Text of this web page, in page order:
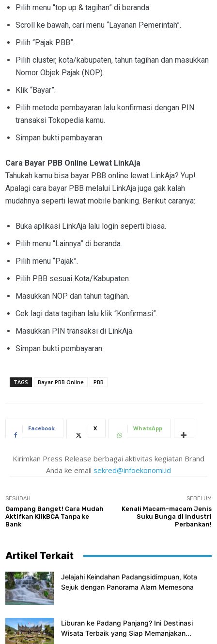
Pilih menu “top up & tagihan” di beranda.
Scroll ke bawah, cari menu “Layanan Pemerintah”.
Pilih “Pajak PBB”.
Pilih cluster, kota/kabupaten, tahun tagihan dan masukkan
Nomor Objek Pajak (NOP).
Klik “Bayar”.
Pilih metode pembayaran lalu konfirmasi dengan PIN
transaksi Tokopedia kamu.
Simpan bukti pembayaran.
Cara Bayar PBB Online Lewat LinkAja
Tahukah kamu bisa bayar PBB online lewat LinkAja? Yup!
Apalagi cara bayar PBB melalui LinkAja juga gak kalah
mudahnya seperti lewat mobile banking. Berikut caranya:
Buka aplikasi LinkAja lalu login seperti biasa.
Pilih menu “Lainnya” di beranda.
Pilih menu “Pajak”.
Pilih PBB sesuai Kota/Kabupaten.
Masukkan NOP dan tahun tagihan.
Cek lagi data tagihan lalu klik “Konfirmasi”.
Masukkan PIN transaksi di LinkAja.
Simpan bukti pembayaran.
TAGS Bayar PBB Online PBB
Facebook X WhatsApp
Kirimkan Press Release berbagai aktivitas kegiatan Brand
Anda ke email sekred@infoekonomi.id
SESUDAH
Gampang Banget! Cara Mudah
Aktifkan KlikBCA Tanpa ke
Bank
SEBELUM
Kenali Macam-macam Jenis
Suku Bunga di Industri
Perbankan!
Artikel Terkait
Jelajahi Keindahan Padangsidimpuan, Kota
Sejuk dengan Panorama Alam Memesona
Liburan ke Padang Panjang? Ini Destinasi
Wisata Terbaik yang Siap Memanjakan...